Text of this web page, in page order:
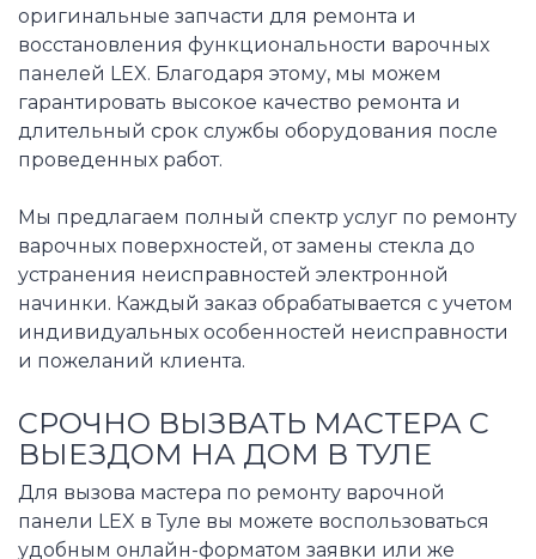
оригинальные запчасти для ремонта и
восстановления функциональности варочных
панелей LEX. Благодаря этому, мы можем
гарантировать высокое качество ремонта и
длительный срок службы оборудования после
проведенных работ.
Мы предлагаем полный спектр услуг по ремонту
варочных поверхностей, от замены стекла до
устранения неисправностей электронной
начинки. Каждый заказ обрабатывается с учетом
индивидуальных особенностей неисправности
и пожеланий клиента.
СРОЧНО ВЫЗВАТЬ МАСТЕРА С
ВЫЕЗДОМ НА ДОМ В ТУЛЕ
Для вызова мастера по ремонту варочной
панели LEX в Туле вы можете воспользоваться
удобным онлайн-форматом заявки или же